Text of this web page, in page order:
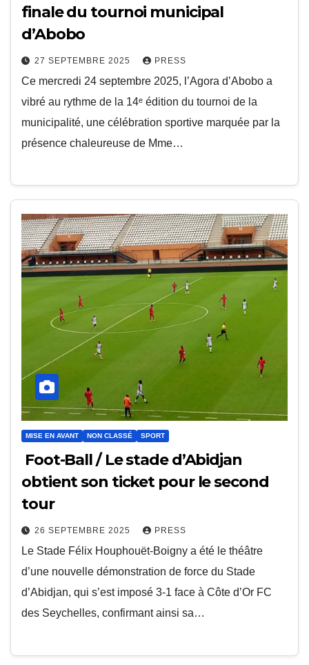
finale du tournoi municipal
d’Abobo
27 SEPTEMBRE 2025 PRESS
Ce mercredi 24 septembre 2025, l’Agora d’Abobo a
vibré au rythme de la 14ᵉ édition du tournoi de la
municipalité, une célébration sportive marquée par la
présence chaleureuse de Mme…
MISE EN AVANT NON CLASSÉ SPORT
Foot-Ball / Le stade d’Abidjan
obtient son ticket pour le second
tour
26 SEPTEMBRE 2025 PRESS
Le Stade Félix Houphouët-Boigny a été le théâtre
d’une nouvelle démonstration de force du Stade
d’Abidjan, qui s’est imposé 3-1 face à Côte d’Or FC
des Seychelles, confirmant ainsi sa…